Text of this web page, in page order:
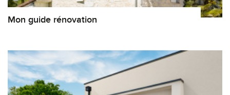
Mon guide rénovation